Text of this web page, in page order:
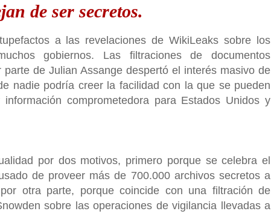
de ser secretos.
a las revelaciones de WikiLeaks sobre los
gobiernos. Las filtraciones de documentos
de Julian Assange despertó el interés masivo de
nadie podría creer la facilidad con la que se pueden
comprometedora para Estados Unidos y
por dos motivos, primero porque se celebra el
de proveer más de 700.000 archivos secretos a
otra parte, porque coincide con una filtración de
sobre las operaciones de vigilancia llevadas a